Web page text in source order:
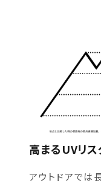
高まるUVリス
アウトドアでは